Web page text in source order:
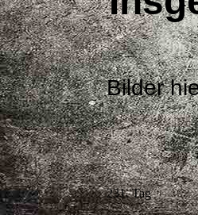
Bilder
231. Tag